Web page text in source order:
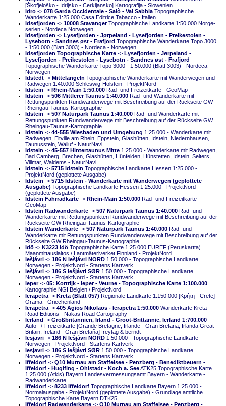
[Škofjeloško - Idrijsko - Cerkljansko] Kartografija - Slowenien
Idro -> 078 Garda Occidentale - Salò - Val Sabbia Topographische
Wanderkarte 1:25.000 Casa Editrice Tabacco - Italien
Idsefjorden -> 10008 StavangerTopographische Landkarte 1:50.000 Norge-
serien - Nordeca Norwegen
Idsefjorden -> Lysefjorden - Jørpeland - Lysefjorden - Preikestolen -
Lysebotn - Sandnes øst - Frafjord Topographische Wanderkarte Topo 3000
- 1:50.000 (Blatt 3003) - Nordeca - Norwegen
Idsefjorden Topographische Karte -> Lysefjorden - Jørpeland -
Lysefjorden - Preikestolen - Lysebotn - Sandnes øst - Frafjord
Topographische Wanderkarte Topo 3000 - 1:50.000 (Blatt 3003) - Nordeca -
Norwegen
Idstedt -> Mittelangeln Topographische Wanderkarte mit Wanderwegen und
Radwegen 1:40.000 Schleswig-Holstein - ProjektNord
Idstein -> Rhein-Main 1:50.000 Rad- und Freizeitkarte - GeoMap
Idstein -> 506 Mittlerer Taunus 1:40.000 Rad- und Wanderkarte mit
Rettungspunkten Rundwanderwege mit Beschreibung auf der Rückseite GW
Rheingau-Taunus-Kartographie
Idstein -> 507 Naturpark Taunus 1:40.000 Rad- und Wanderkarte mit
Rettungspunkten Rundwanderwege mit Beschreibung auf der Rückseite GW
Rheingau-Taunus-Kartographie
Idstein -> 44-555 Wiesbaden und Umgebung 1:25.000 - Wanderkarte mit
Radwegen, Eltville am Rhein, Eppstein, Glashütten, Idstein, Niedernhausen,
Taunusstein, Walluf - NaturNavi
Idstein -> 45-557 Hintertaunus Mitte 1:25.000 - Wanderkarte mit Radwegen,
Bad Camberg, Brechen, Glashütten, Hünfelden, Hünstetten, Idstein, Selters,
Villmar, Waldems - NaturNavi
Idstein -> 5715 Idstein Topographische Landkarte Hessen 1:25.000 -
ProjektNord (geplottete Ausgabe)
Idstein -> 5715 Idstein - Wanderkarte mit Wanderwegen (geplottete
Ausgabe) Topographische Landkarte Hessen 1:25.000 - ProjektNord
(geplottete Ausgabe)
Idstein Fahrradkarte -> Rhein-Main 1:50.000 Rad- und Freizeitkarte -
GeoMap
Idstein Radwanderkarte -> 507 Naturpark Taunus 1:40.000 Rad- und
Wanderkarte mit Rettungspunkten Rundwanderwege mit Beschreibung auf der
Rückseite GW Rheingau-Taunus-Kartographie
Idstein Wanderkarte -> 507 Naturpark Taunus 1:40.000 Rad- und
Wanderkarte mit Rettungspunkten Rundwanderwege mit Beschreibung auf der
Rückseite GW Rheingau-Taunus-Kartographie
Idö -> K3223 Idö Topographische Karte 1:25.000 EUREF (Peruskartta)
Maanmittauslaitos / Lantmäteriverket Finnland - ProjektNord
Iešjávri -> 186 N Iešjávri NORD 1:50.000 - Topographische Landkarte
Norwegen - ProjektNord - Startens Kartverk
Iešjávri -> 186 S Iešjávri SØR 1:50.000 - Topographische Landkarte
Norwegen - ProjektNord - Startens Kartverk
Ieper-> 05: Kortrijk - Ieper - Veurne - Topographische Karte 1:100.000
Kartographie NGI Belgien / ProjektNord
Ierapetra -> Kreta (Blatt 057) Regionale Landkarte 1:150.000 [Κρήτη - Crete]
Orama - Griechenland
Ierapetra -> 405 Agios Nikolaos - Ierapetra 1:50.000 Wanderkarte Kreta
Road Editions - Nakas Road Cartography
Ierland -> Großbritannien, Irland - Groot-Brittannie, Ierland 1:700.000
Auto- + Freizeitkarte [Grande Bretagne, Irlande - Gran Bretana, Irlanda Great
Britain, Ireland - Gran Bretaña] freytag & berndt
Iesjavri -> 186 N Iešjávri NORD 1:50.000 - Topographische Landkarte
Norwegen - ProjektNord - Startens Kartverk
Iesjavri -> 186 S Iešjávri SØR 1:50.000 - Topographische Landkarte
Norwegen - ProjektNord - Startens Kartverk
Iffeldorf -> Q10 Murnau am Staffelsee - Penzberg - Benediktbeuern -
Iffeldorf - Huglfing - Ohlstadt - Koch a. SeeATK25 Topographische Karte
1:25.000 (Atkis) Bayern Landesvermessungsamt Bayern - Wanderkarte -
Radwanderkarte
Iffeldorf -> 8233 Iffeldorf Topographische Landkarte Bayern 1:25.000 -
Normalausgabe - ProjektNord (geplottete Ausgabe) - Grundlage amtliche
Topographische Karte Bayern DTK25
Iffeldorf Radwanderkarte -> Q10 Murnau am Staffelsee - Penzberg -